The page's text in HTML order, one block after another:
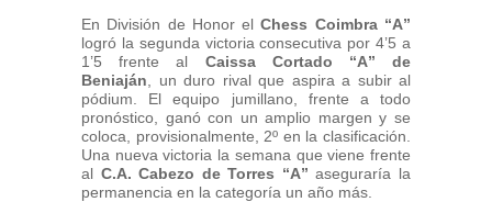
En División de Honor elChess Coimbra “A”
logró la segunda victoria consecutiva por 4’5 a
1’5 frente al Caissa Cortado “A” de
Beniaján , un duro rival que aspira a subir al
pódium. El equipo jumillano, frente a todo
pronóstico, ganó con un amplio margen y se
coloca, provisionalmente, 2º en la clasificación.
Una nueva victoria la semana que viene frente
al C.A. Cabezo de Torres “A” aseguraría la
permanencia en la categoría un año más.